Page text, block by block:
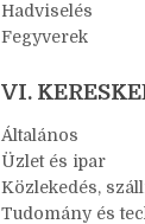
Hadviselés
Fegyverek
VI.
Általános
Üzlet és ipar
Közlekedés,
Tudomány és